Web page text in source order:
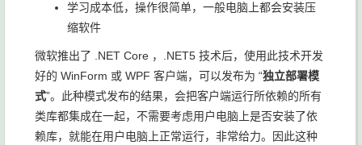
学习成本低，操作很简单，一般电脑上都会安装压
缩软件
微软推出了 .NET Core ，.NET5 技术后，使用此技术开发
好的 WinForm 或 WPF 客户端，可以发布为 “独立部署模
式”。此种模式发布的结果，会把客户端运行所依赖的所有
类库都集成在一起，不需要考虑用户电脑上是否安装了依
赖库，就能在用户电脑上正常运行，非常给力。因此这种